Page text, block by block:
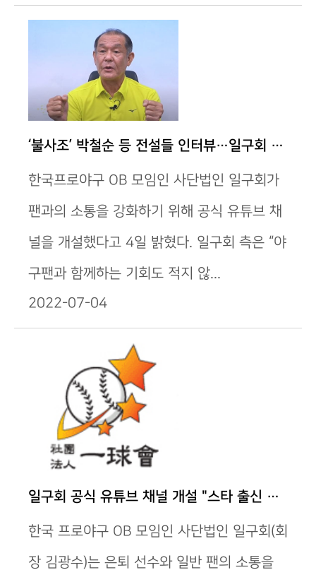
‘불사조’ 박철순 등 전설들 인터뷰…일구회 유…
한국프로야구 OB 모임인 사단법인 일구회가
팬과의 소통을 강화하기 위해 공식 유튜브 채
널을 개설했다고 4일 밝혔다. 일구회 측은 “야
구팬과 함께하는 기회도 적지 않...
2022-07-04
일구회 공식 유튜브 채널 개설 "스타 출신 인터뷰…
한국 프로야구 OB 모임인 사단법인 일구회(회
장 김광수)는 은퇴 선수와 일반 팬의 소통을